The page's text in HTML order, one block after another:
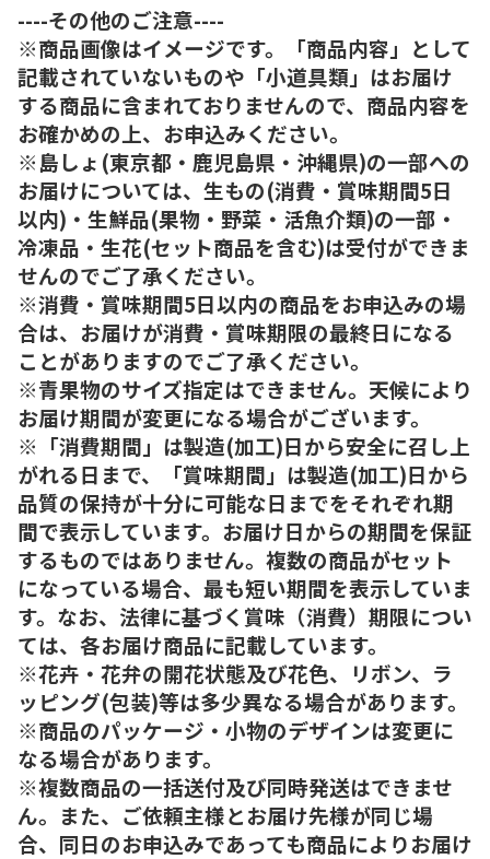
----その他のご注意----
※商品画像はイメージです。「商品内容」として
記載されていないものや「小道具類」はお届け
する商品に含まれておりませんので、商品内容を
お確かめの上、お申込みください。
※島しょ(東京都・鹿児島県・沖縄県)の一部への
お届けについては、生もの(消費・賞味期間5日
以内)・生鮮品(果物・野菜・活魚介類)の一部・
冷凍品・生花(セット商品を含む)は受付ができま
せんのでご了承ください。
※消費・賞味期間5日以内の商品をお申込みの場
合は、お届けが消費・賞味期限の最終日になる
ことがありますのでご了承ください。
※青果物のサイズ指定はできません。天候により
お届け期間が変更になる場合がございます。
※「消費期間」は製造(加工)日から安全に召し上
がれる日まで、「賞味期間」は製造(加工)日から
品質の保持が十分に可能な日までをそれぞれ期
間で表示しています。お届け日からの期間を保証
するものではありません。複数の商品がセット
になっている場合、最も短い期間を表示していま
す。なお、法律に基づく賞味（消費）期限につい
ては、各お届け商品に記載しています。
※花卉・花弁の開花状態及び花色、リボン、ラ
ッピング(包装)等は多少異なる場合があります。
※商品のパッケージ・小物のデザインは変更に
なる場合があります。
※複数商品の一括送付及び同時発送はできませ
ん。また、ご依頼主様とお届け先様が同じ場
合、同日のお申込みであっても商品によりお届け